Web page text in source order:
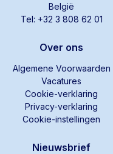
België
Tel: +32 3 808 62 01
Over ons
Algemene Voorwaarden
Vacatures
Cookie-verklaring
Privacy-verklaring
Cookie-instellingen
Nieuwsbrief